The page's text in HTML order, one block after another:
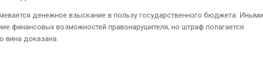
денежное взыскание в пользу государственного бюджета. Иными
финансовых возможностей правонарушителя, но штраф полагается
вина доказана.